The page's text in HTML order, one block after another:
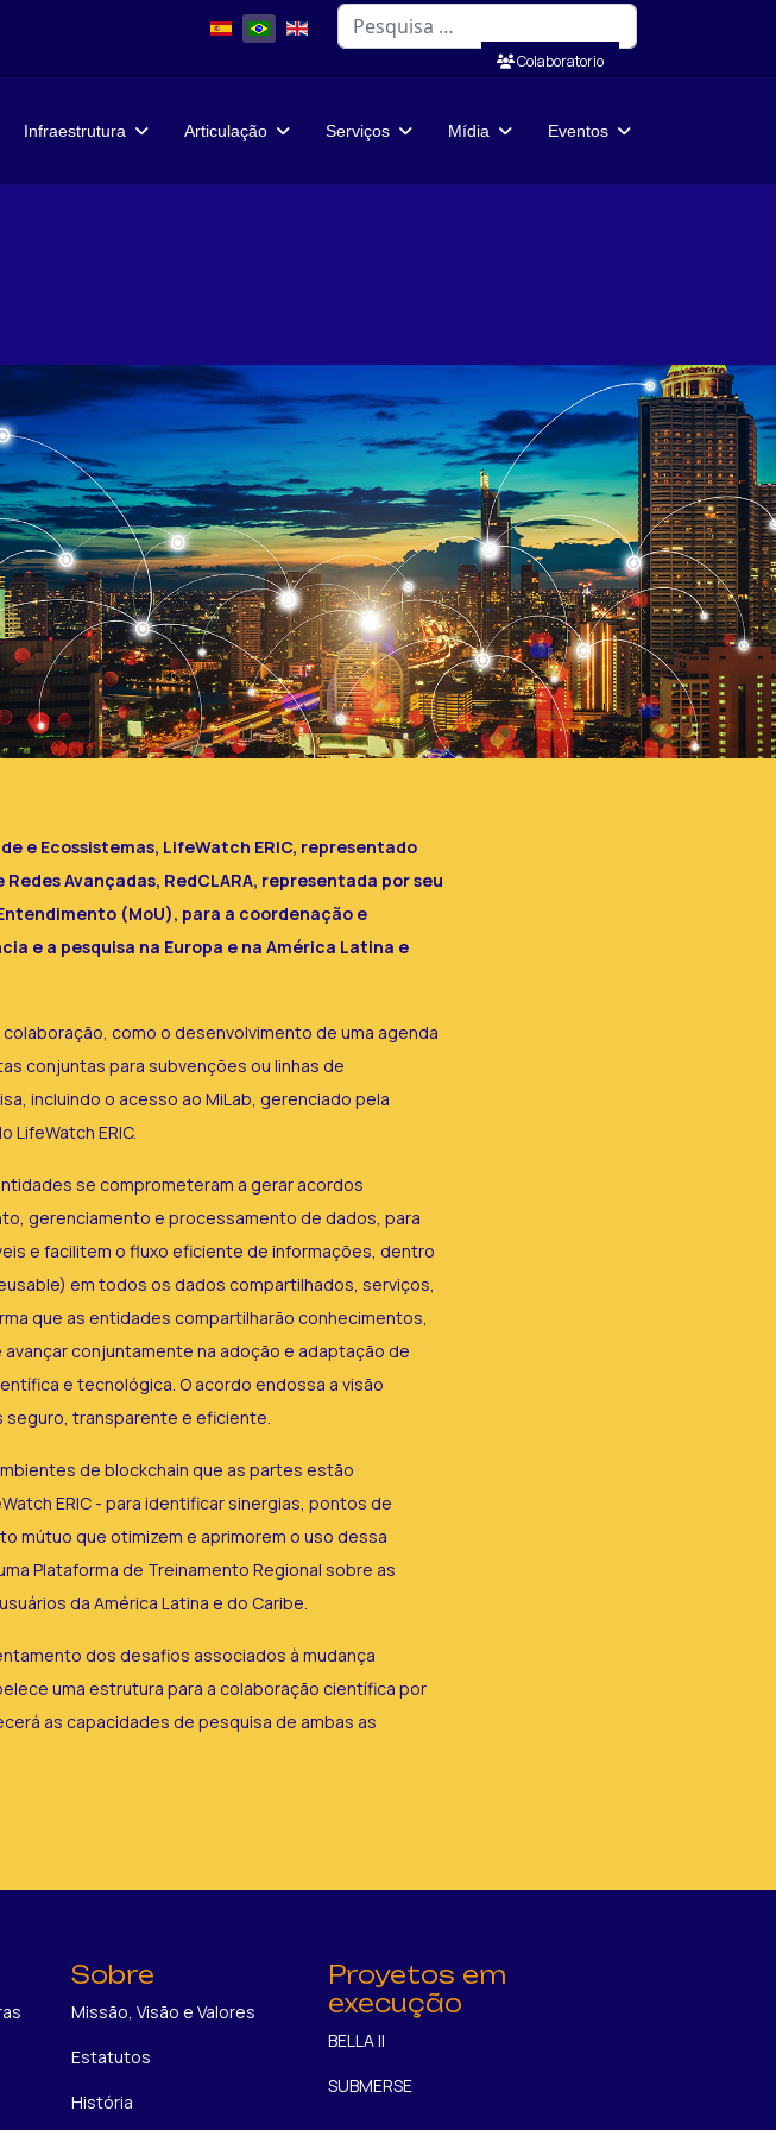
Pesquisar
Colaboratorio
Infraestrutura Articulação Serviços Mídia Eventos
e Ecossistemas, LifeWatch ERIC, representado
Avançadas, RedCLARA, representada por seu
(MoU), para a coordenação e
e a pesquisa na Europa e na América Latina e
como o desenvolvimento de uma agenda
conjuntas para subvenções ou linhas de
incluindo o acesso ao MiLab, gerenciado pela
LifeWatch ERIC.
se comprometeram a gerar acordos
gerenciamento e processamento de dados, para
e facilitem o fluxo eficiente de informações, dentro
em todos os dados compartilhados, serviços,
que as entidades compartilharão conhecimentos,
conjuntamente na adoção e adaptação de
e tecnológica. O acordo endossa a visão
seguro, transparente e eficiente.
de blockchain que as partes estão
ERIC - para identificar sinergias, pontos de
mútuo que otimizem e aprimorem o uso dessa
Plataforma de Treinamento Regional sobre as
da América Latina e do Caribe.
dos desafios associados à mudança
uma estrutura para a colaboração científica por
as capacidades de pesquisa de ambas as
Sobre
Missão, Visão e Valores
Estatutos
História
Proyetos em
execução
BELLA II
SUBMERSE